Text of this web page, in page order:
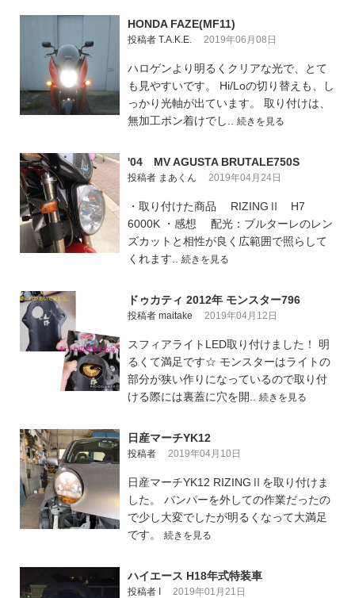
HONDA FAZE(MF11)
投稿者 T.A.K.E. 2019年06月08日
ハロゲンより明るくクリアな光で、とて
も見やすいです。 Hi/Loの切り替えも、し
っかり光軸が出ています。 取り付けは、
無加工ポン着けでし.. 続きを見る
'04 MV AGUSTA BRUTALE750S
投稿者 まあくん 2019年04月24日
・取り付けた商品 RIZINGⅡ H7
6000K ・感想 配光：ブルターレのレン
ズカットと相性が良く広範囲で照らして
くれます.. 続きを見る
ドゥカティ 2012年 モンスター796
投稿者 maitake 2019年04月12日
スフィアライトLED取り付けました！ 明
るくて満足です☆ モンスターはライトの
部分が狭い作りになっているので取り付
ける際には裏蓋に穴を開.. 続きを見る
日産マーチYK12
投稿者 2019年04月10日
日産マーチYK12 RIZINGⅡを取り付けま
した。 バンパーを外しての作業だったの
で少し大変でしたが明るくなって大満足
です。 続きを見る
ハイエース H18年式特装車
投稿者 I 2019年01月21日